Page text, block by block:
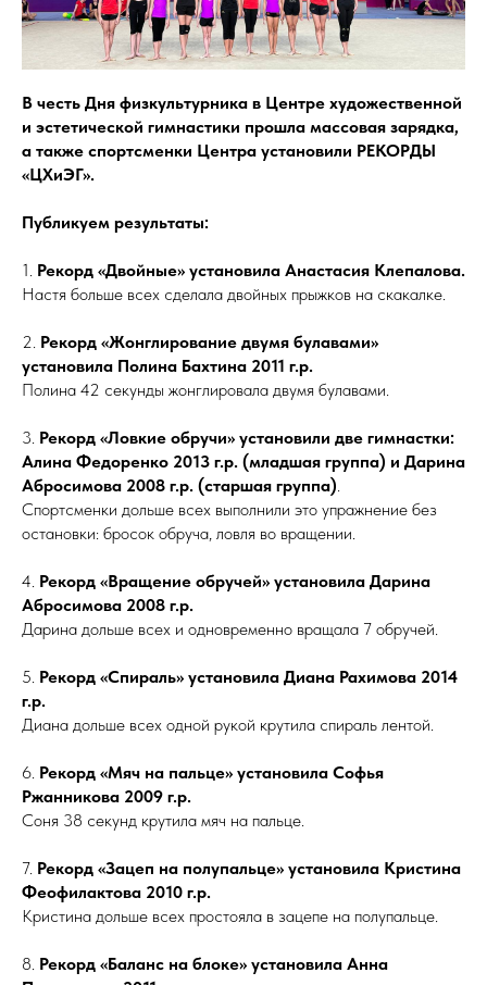
В честь Дня физкультурника в Центре художественной
и эстетической гимнастики прошла массовая зарядка,
а также спортсменки Центра установили РЕКОРДЫ
«ЦХиЭГ».
Публикуем результаты:
1. Рекорд «Двойные» установила Анастасия Клепалова.
Настя больше всех сделала двойных прыжков на скакалке.
2. Рекорд «Жонглирование двумя булавами»
установила Полина Бахтина 2011 г.р.
Полина 42 секунды жонглировала двумя булавами.
3. Рекорд «Ловкие обручи» установили две гимнастки:
Алина Федоренко 2013 г.р. (младшая группа) и Дарина
Абросимова 2008 г.р. (старшая группа).
Спортсменки дольше всех выполнили это упражнение без
остановки: бросок обруча, ловля во вращении.
4. Рекорд «Вращение обручей» установила Дарина
Абросимова 2008 г.р.
Дарина дольше всех и одновременно вращала 7 обручей.
5. Рекорд «Спираль» установила Диана Рахимова 2014
г.р.
Диана дольше всех одной рукой крутила спираль лентой.
6. Рекорд «Мяч на пальце» установила Софья
Ржанникова 2009 г.р.
Соня 38 секунд крутила мяч на пальце.
7. Рекорд «Зацеп на полупальце» установила Кристина
Феофилактова 2010 г.р.
Кристина дольше всех простояла в зацепе на полупальце.
8. Рекорд «Баланс на блоке» установила Анна